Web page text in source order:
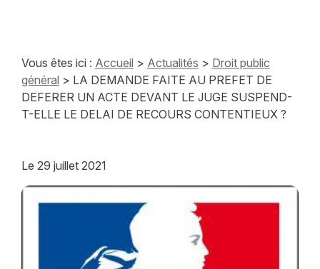
Vous êtes ici : Accueil > Actualités > Droit public
général > LA DEMANDE FAITE AU PREFET DE
DEFERER UN ACTE DEVANT LE JUGE SUSPEND-
T-ELLE LE DELAI DE RECOURS CONTENTIEUX ?
Le 29 juillet 2021